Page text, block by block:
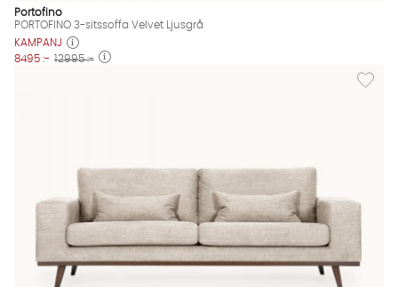
Portofino
PORTOFINO 3-sitssoffa Velvet Ljusgrå
KAMPANJ
8495 :- 12995 :-
Lägg